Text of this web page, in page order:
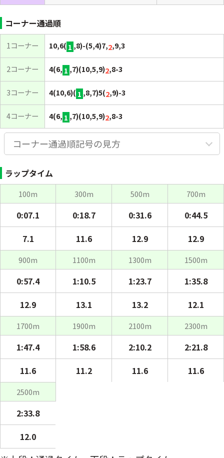
コーナー通過順
1コーナー 10,6( 1 ,8)-(5,4)7,2,9,3
2コーナー 4(6, 1 ,7)(10,5,9)2,8-3
3コーナー 4(10,6)( 1 ,8,7)5(2,9)-3
4コーナー 4(6, 1 ,7)(10,5,9)2,8-3
コーナー通過順記号の見方
ラップタイム
100m 300m 500m 700m
0:07.1 0:18.7 0:31.6
0:44.5
7.1
11.6 12.9 12.9
900m 1100m 1300m 1500m
0:57.4 1:10.5 1:23.7
1:35.8
12.9
13.1 13.2 12.1
1700m 1900m 2100m 2300m
1:47.4 1:58.6 2:10.2
2:21.8
11.6
11.2 11.6 11.6
2500m
2:33.8
12.0